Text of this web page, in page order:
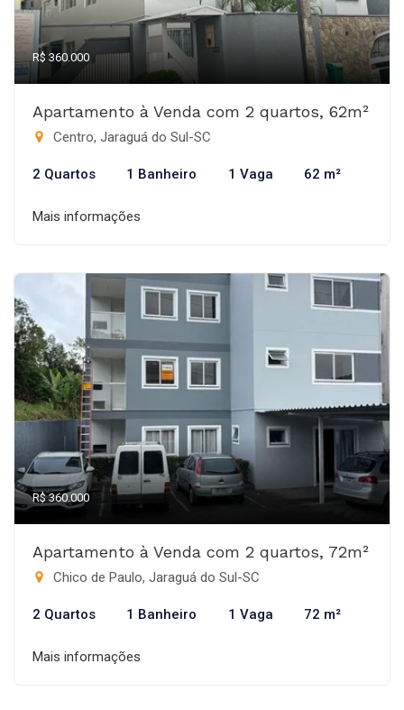
R$ 360.000
Apartamento à Venda com 2 quartos, 62m²
Centro, Jaraguá do Sul-SC
2 Quartos 1 Banheiro 1 Vaga 62 m²
Mais informações
R$ 360.000
Apartamento à Venda com 2 quartos, 72m²
Chico de Paulo, Jaraguá do Sul-SC
2 Quartos 1 Banheiro 1 Vaga 72 m²
Mais informações